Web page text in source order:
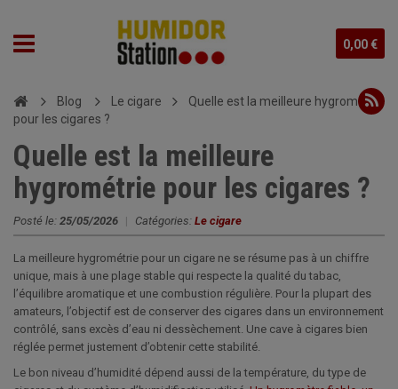
0,00 €
Blog Le cigare
Quelle est la meilleure hygrométrie
pour les cigares ?
Quelle est la meilleure
hygrométrie pour les cigares ?
Posté le: 25/05/2026 | Catégories: Le cigare
La meilleure hygrométrie pour un cigare ne se résume pas à un chiffre
unique, mais à une plage stable qui respecte la qualité du tabac,
l’équilibre aromatique et une combustion régulière. Pour la plupart des
amateurs, l’objectif est de conserver des cigares dans un environnement
contrôlé, sans excès d’eau ni dessèchement. Une cave à cigares bien
réglée permet justement d’obtenir cette stabilité.
Le bon niveau d’humidité dépend aussi de la température, du type de